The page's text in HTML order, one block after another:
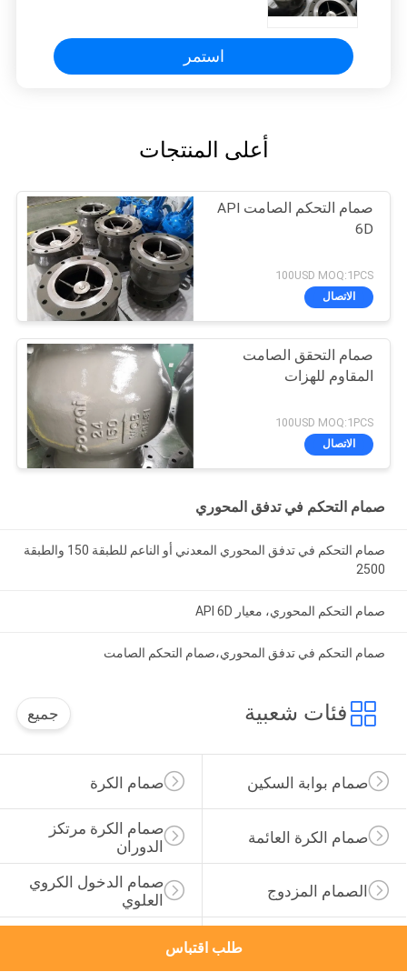
استمر
أعلى المنتجات
صمام التحكم الصامت API
6D
100USD MOQ:1PCS
الاتصال
صمام التحقق الصامت
المقاوم للهزات
100USD MOQ:1PCS
الاتصال
صمام التحكم في تدفق المحوري
صمام التحكم في تدفق المحوري المعدني أو الناعم للطبقة 150 والطبقة
2500
صمام التحكم المحوري، معيار API 6D
صمام التحكم في تدفق المحوري،صمام التحكم الصامت
فئات شعبية جميع
صمام الكرة صمام بوابة السكين
صمام الكرة مرتكز
الدوران
صمام الكرة العائمة
صمام الدخول الكروي
العلوي
الصمام المزدوج
طلب اقتباس